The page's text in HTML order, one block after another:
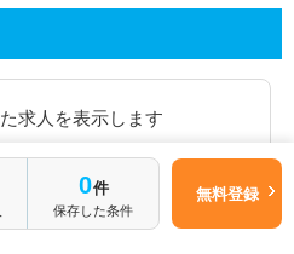
求人を表示します
してみる
0件
保存した条件
無料登録